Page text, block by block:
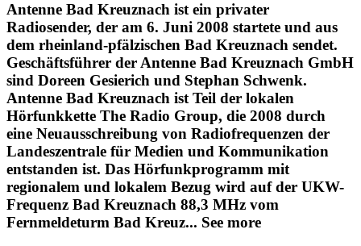
Antenne Bad Kreuznach ist ein privater
Radiosender, der am 6. Juni 2008 startete und aus
dem rheinland-pfälzischen Bad Kreuznach sendet.
Geschäftsführer der Antenne Bad Kreuznach GmbH
sind Doreen Gesierich und Stephan Schwenk.
Antenne Bad Kreuznach ist Teil der lokalen
Hörfunkkette The Radio Group, die 2008 durch
eine Neuausschreibung von Radiofrequenzen der
Landeszentrale für Medien und Kommunikation
entstanden ist. Das Hörfunkprogramm mit
regionalem und lokalem Bezug wird auf der UKW-
Frequenz Bad Kreuznach 88,3 MHz vom
Fernmeldeturm Bad Kreuz... See more